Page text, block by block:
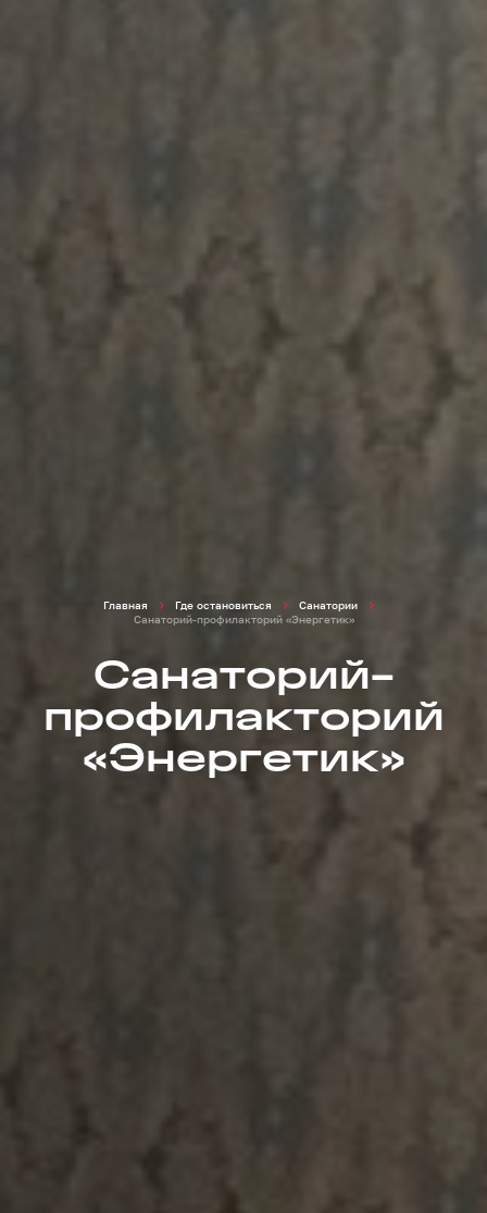
Главная Где остановиться
Санатории
Санаторий-профилакторий «Энергетик»
Санаторий-
профилакторий
«Энергетик»